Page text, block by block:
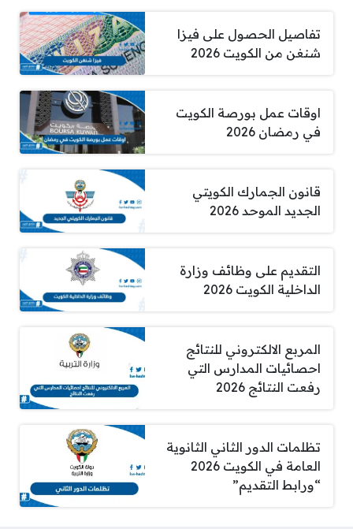
تفاصيل الحصول على فيزا
شنغن من الكويت 2026
اوقات عمل بورصة الكويت
في رمضان 2026
قانون الجمارك الكويتي
الجديد الموحد 2026
التقديم على وظائف وزارة
الداخلية الكويت 2026
المربع الالكتروني للنتائج
احصائيات المدارس التي
رفعت النتائج 2026
تظلمات الدور الثاني الثانوية
العامة في الكويت 2026
“ورابط التقديم”